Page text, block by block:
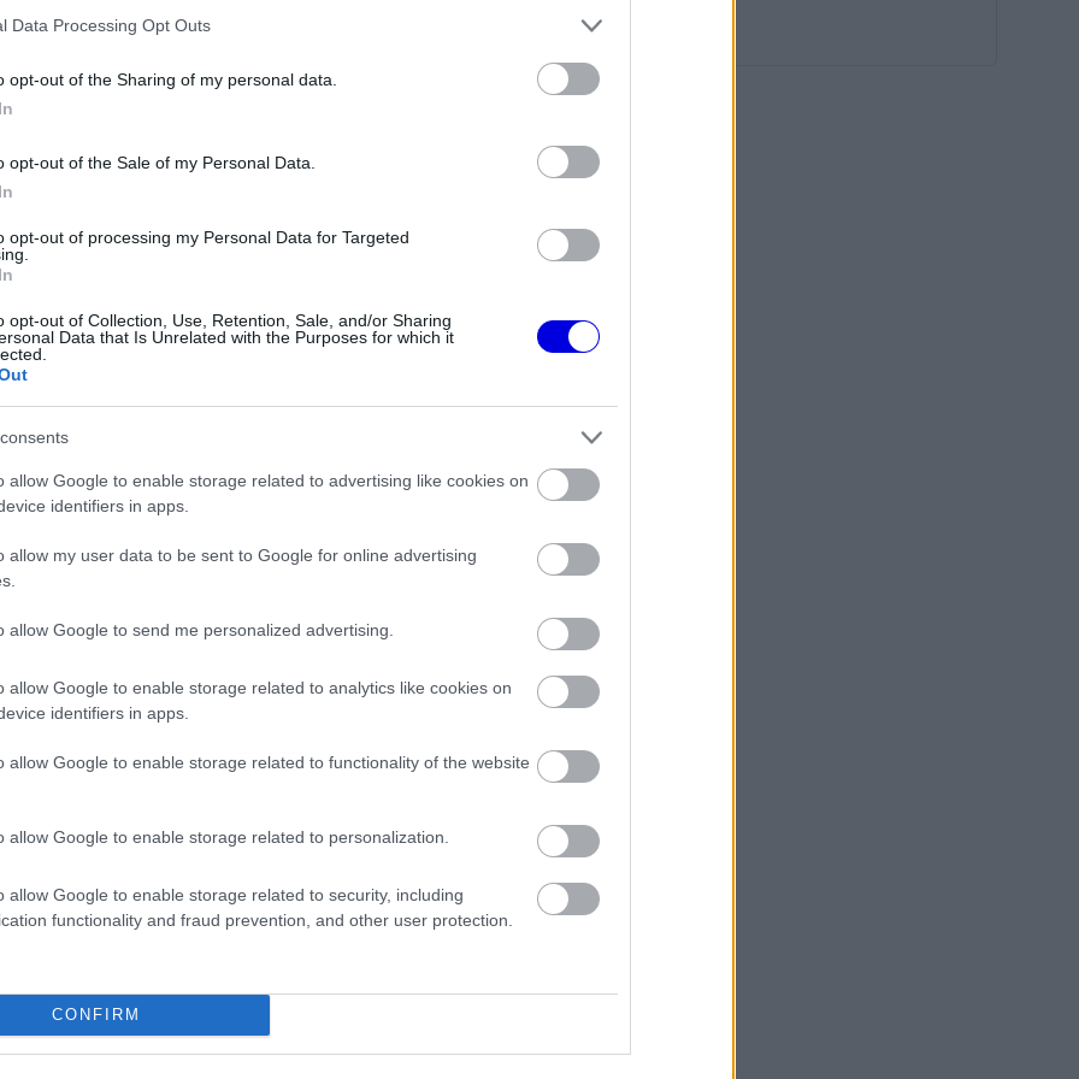
Data Processing Opt Outs
opt-out of the Sharing of my personal data.
opt-out of the Sale of my Personal Data.
opt-out of processing my Personal Data for Targeted
opt-out of Collection, Use, Retention, Sale, and/or Sharing
Data that Is Unrelated with the Purposes for which it
allow Google to enable storage related to advertising like cookies on
identifiers in apps.
allow my user data to be sent to Google for online advertising
allow Google to send me personalized advertising.
allow Google to enable storage related to analytics like cookies on
identifiers in apps.
allow Google to enable storage related to functionality of the website
allow Google to enable storage related to personalization.
allow Google to enable storage related to security, including
functionality and fraud prevention, and other user protection.
CONFIRM
lezárták az érintett szurkolói zónát.
Square nézőtéri része az idei
marad a közönség számára.
biztonsági felülvizsgálat részeként a
of Man TT futamainak idejére lezárva
ezt az óvintézkedést a versenyügyi,
értékelése alapján hoztuk meg” – áll a
az incidens körülményeit, illetve a
bevonó vizsgálati folyamat
előtt pedig számos azonnali
A versenyzők, a nézők, a sportbírók, a
vevő összes személy biztonsága